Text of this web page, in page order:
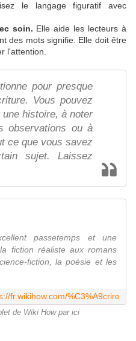
le langage figuratif avec
soin. Elle aide les lecteurs à
des mots signifie. Elle doit être
l'attention.
pour presque
Vous pouvez
histoire, à noter
observations ou à
ce que vous savez
sujet. Laissez
passetemps et une
fiction réaliste aux romans
fiction, la poésie et les
fr.wikihow.com/%C3%A9crire
de Wiki How par ici